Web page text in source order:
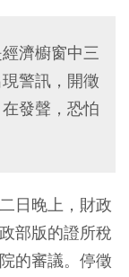
濟櫥窗中三
警訊，開徵
發聲，恐怕
日晚上，財政
部版的證所稅
的審議。停徵